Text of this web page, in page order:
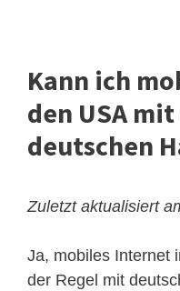
Kann ich
den USA
deutschen
Zuletzt aktualisiert
Ja, mobiles Internet
der Regel mit